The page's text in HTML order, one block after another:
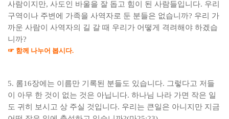
사람이지만, 사도인 바울을 잘 돕고 힘이 된 사람들입니다. 우리
구역이나 주변에 가족을 사역자로 둔 분들은 없습니까? 우리 가
까운 사람이 사역자의 길 갈 때 우리가 어떻게 격려해야 하겠습
니까?
☞ 함께 나누어 봅시다.
5. 롬16장에는 이름만 기록된 분들도 있습니다. 그렇다고 저들
이 아무 한 것이 없는 것은 아닙니다. 하나님 나라 가면 작은 일
도 귀히 보시고 상 주실 것입니다. 우리는 큰일은 아니지만 지금